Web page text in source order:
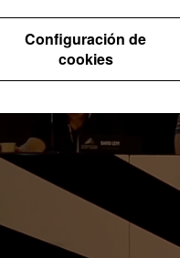
Configuración de
cookies